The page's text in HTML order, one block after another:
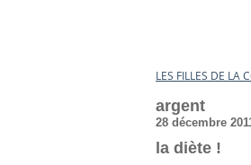
LES FILLES DE LA
argent
28 décembre
la diète !